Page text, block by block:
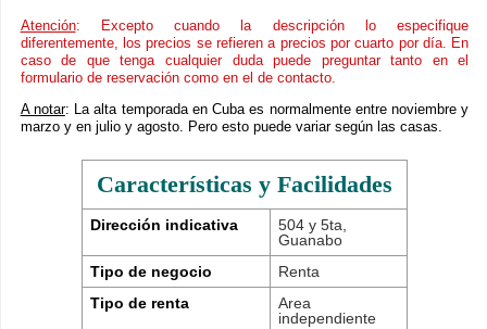
Atención: Excepto cuando la descripción lo especifique
diferentemente, los precios se refieren a precios por cuarto por día. En
caso de que tenga cualquier duda puede preguntar tanto en el
formulario de reservación como en el de contacto.
A notar: La alta temporada en Cuba es normalmente entre noviembre y
marzo y en julio y agosto. Pero esto puede variar según las casas.
Características y Facilidades
Dirección indicativa
504 y 5ta,
Guanabo
Tipo de negocio
Renta
Tipo de renta
Area
independiente